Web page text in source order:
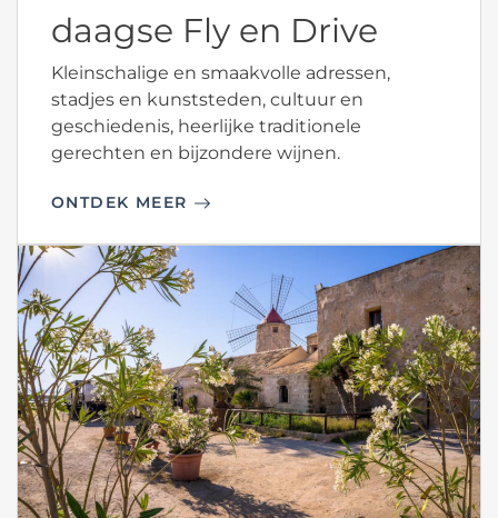
daagse Fly en Drive
Kleinschalige en smaakvolle adressen,
stadjes en kunststeden, cultuur en
geschiedenis, heerlijke traditionele
gerechten en bijzondere wijnen.
ONTDEK MEER